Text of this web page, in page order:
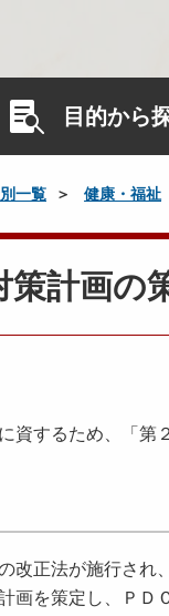
目的から
一覧 健康・福祉
策計画の
するため、「第
正法が施行され
画を策定し、Ｐ